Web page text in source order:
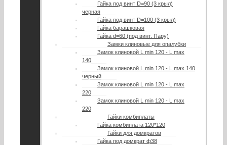
Гайка под винт D=90 (3 крыл)
черная
Гайка под винт D=100 (3 крыл)
Гайка барашковая
Гайка d=60 (под винт. Пару)
Замки клиновые для опалубки
Замок клиновой L min 120 - L max
140
Замок клиновой L min 120 - L max 140
черный
Замок клиновой L min 120 - L max
220
Замок клиновой L min 120 - L max
220
Гайки комбиплаты
Гайка комбиплата 120*120
Гайки для домкратов
Гайка под домкрат ф38